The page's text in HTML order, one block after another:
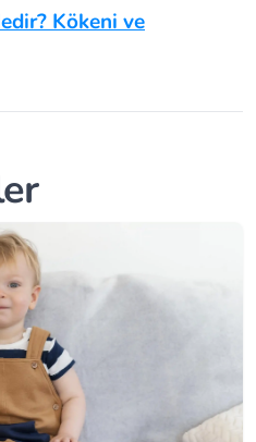
Kökeni ve